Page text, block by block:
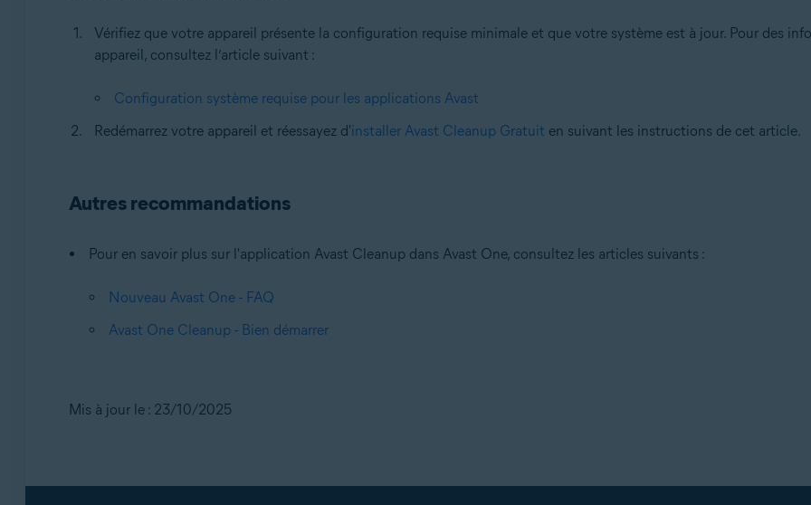
Vérifiez que votre appareil présente la configuration requise minimale et que votre système est à jour. Pour des
appareil, consultez l’article suivant :
Configuration système requise pour les applications Avast
Redémarrez votre appareil et réessayez d'installer Avast Cleanup Gratuit en suivant les instructions de cet article.
Autres recommandations
Pour en savoir plus sur l'application Avast Cleanup dans Avast One, consultez les articles suivants :
Nouveau Avast One - FAQ
Avast One Cleanup - Bien démarrer
Mis à jour le : 23/10/2025